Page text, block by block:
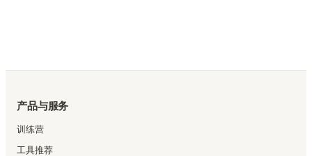
产品与服务
训练营
工具推荐